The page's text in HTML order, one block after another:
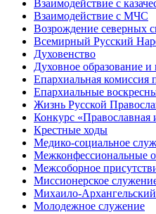
Взаимодействие с
Взаимодействие с МЧС
Возрождение северных
Всемирный Русский
Духовенство
Духовное образование и
Епархиальная комиссия
Епархиальные
Жизнь Русской
Конкурс «Православная
Крестные ходы
Медико-социальное
Межконфессиональные
Межсоборное
Миссионерское
Михаило-
Молодежное служение